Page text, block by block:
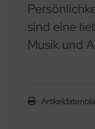
sind eine
Musik und